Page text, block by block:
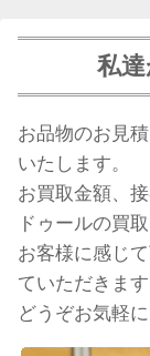
私
お品物のお見
いたします。
お買取金額、
ドゥールの買
お客様に感じ
ていただきます
どうぞお気軽